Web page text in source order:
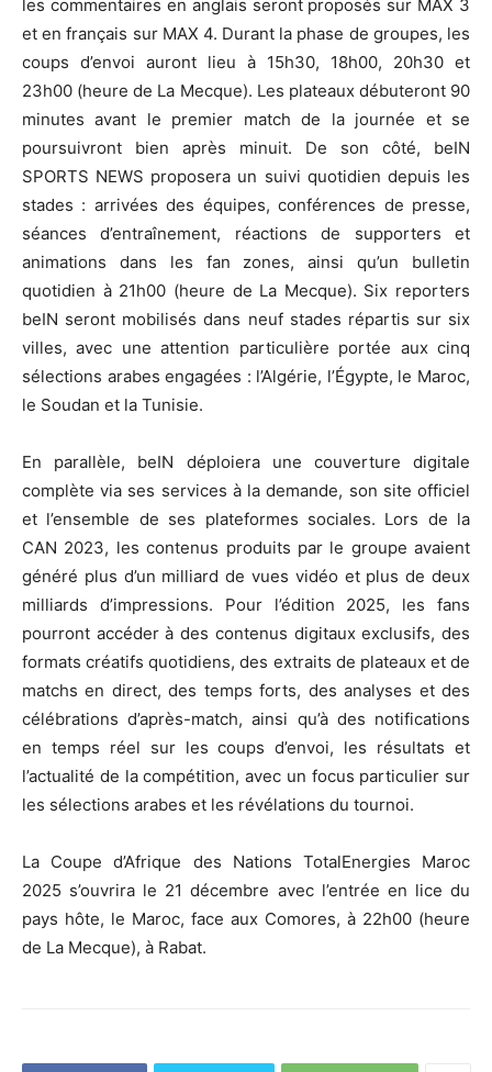
les commentaires en anglais seront proposés sur MAX 3
et en français sur MAX 4. Durant la phase de groupes, les
coups d’envoi auront lieu à 15h30, 18h00, 20h30 et
23h00 (heure de La Mecque). Les plateaux débuteront 90
minutes avant le premier match de la journée et se
poursuivront bien après minuit. De son côté, beIN
SPORTS NEWS proposera un suivi quotidien depuis les
stades : arrivées des équipes, conférences de presse,
séances d’entraînement, réactions de supporters et
animations dans les fan zones, ainsi qu’un bulletin
quotidien à 21h00 (heure de La Mecque). Six reporters
beIN seront mobilisés dans neuf stades répartis sur six
villes, avec une attention particulière portée aux cinq
sélections arabes engagées : l’Algérie, l’Égypte, le Maroc,
le Soudan et la Tunisie.
En parallèle, beIN déploiera une couverture digitale
complète via ses services à la demande, son site officiel
et l’ensemble de ses plateformes sociales. Lors de la
CAN 2023, les contenus produits par le groupe avaient
généré plus d’un milliard de vues vidéo et plus de deux
milliards d’impressions. Pour l’édition 2025, les fans
pourront accéder à des contenus digitaux exclusifs, des
formats créatifs quotidiens, des extraits de plateaux et de
matchs en direct, des temps forts, des analyses et des
célébrations d’après-match, ainsi qu’à des notifications
en temps réel sur les coups d’envoi, les résultats et
l’actualité de la compétition, avec un focus particulier sur
les sélections arabes et les révélations du tournoi.
La Coupe d’Afrique des Nations TotalEnergies Maroc
2025 s’ouvrira le 21 décembre avec l’entrée en lice du
pays hôte, le Maroc, face aux Comores, à 22h00 (heure
de La Mecque), à Rabat.